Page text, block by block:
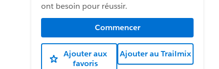
ont besoin pour réussir.
Commencer
Ajouter aux
favoris
Ajouter au Trailmix